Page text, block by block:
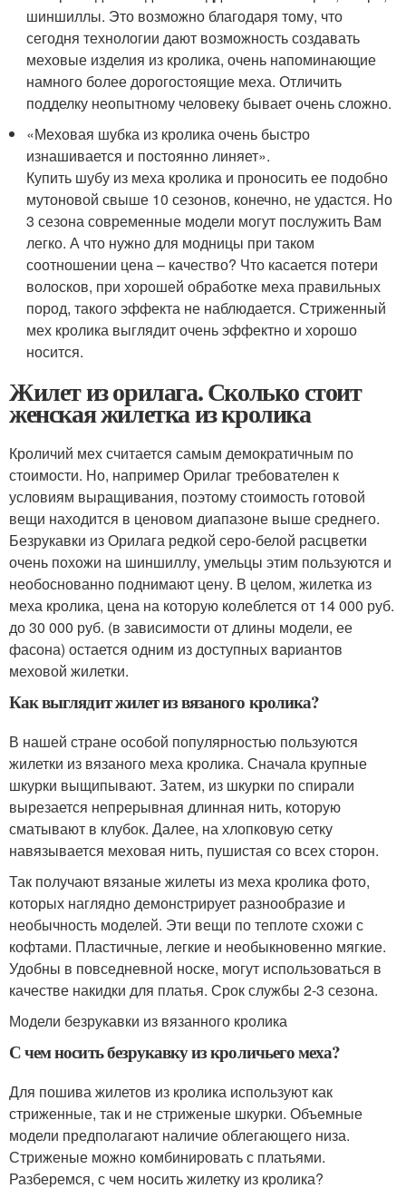
шиншиллы. Это возможно благодаря тому, что
сегодня технологии дают возможность создавать
меховые изделия из кролика, очень напоминающие
намного более дорогостоящие меха. Отличить
подделку неопытному человеку бывает очень сложно.
«Меховая шубка из кролика очень быстро
изнашивается и постоянно линяет».
Купить шубу из меха кролика и проносить ее подобно
мутоновой свыше 10 сезонов, конечно, не удастся. Но
3 сезона современные модели могут послужить Вам
легко. А что нужно для модницы при таком
соотношении цена – качество? Что касается потери
волосков, при хорошей обработке меха правильных
пород, такого эффекта не наблюдается. Стриженный
мех кролика выглядит очень эффектно и хорошо
носится.
Жилет из орилага. Сколько стоит
женская жилетка из кролика
Кроличий мех считается самым демократичным по
стоимости. Но, например Орилаг требователен к
условиям выращивания, поэтому стоимость готовой
вещи находится в ценовом диапазоне выше среднего.
Безрукавки из Орилага редкой серо-белой расцветки
очень похожи на шиншиллу, умельцы этим пользуются и
необоснованно поднимают цену. В целом, жилетка из
меха кролика, цена на которую колеблется от 14 000 руб.
до 30 000 руб. (в зависимости от длины модели, ее
фасона) остается одним из доступных вариантов
меховой жилетки.
Как выглядит жилет из вязаного кролика?
В нашей стране особой популярностью пользуются
жилетки из вязаного меха кролика. Сначала крупные
шкурки выщипывают. Затем, из шкурки по спирали
вырезается непрерывная длинная нить, которую
сматывают в клубок. Далее, на хлопковую сетку
навязывается меховая нить, пушистая со всех сторон.
Так получают вязаные жилеты из меха кролика фото,
которых наглядно демонстрирует разнообразие и
необычность моделей. Эти вещи по теплоте схожи с
кофтами. Пластичные, легкие и необыкновенно мягкие.
Удобны в повседневной носке, могут использоваться в
качестве накидки для платья. Срок службы 2-3 сезона.
Модели безрукавки из вязанного кролика
С чем носить безрукавку из кроличьего меха?
Для пошива жилетов из кролика используют как
стриженные, так и не стриженые шкурки. Объемные
модели предполагают наличие облегающего низа.
Стриженые можно комбинировать с платьями.
Разберемся, с чем носить жилетку из кролика?